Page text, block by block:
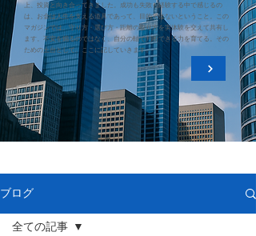
上、投資と向き合ってきました。成功も失敗も経験する中で感じるの
は、お金は人生を支える道具であって、目的ではないということ。この
マガジンでは、守り方・選び方・距離の取り方を実体験を交えて共有し
ます。不安を煽るのではなく、自分の軸で判断できる力を育てる。その
ための土台として、ここに記していきます。
ブログ
全ての記事